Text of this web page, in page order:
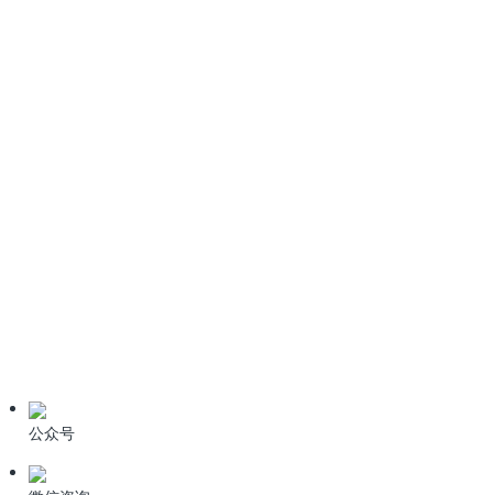
公众号